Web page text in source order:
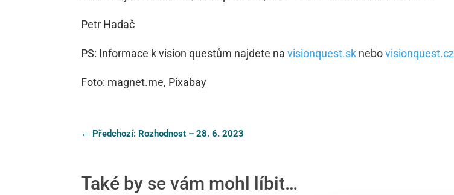
Petr Hadač
PS: Informace k vision questům najdete navisionquest.sk nebovisionquest.cz
Foto: magnet.me, Pixabay
← Předchozí: Rozhodnost – 28. 6. 2023
Také by se vám mohl líbit…